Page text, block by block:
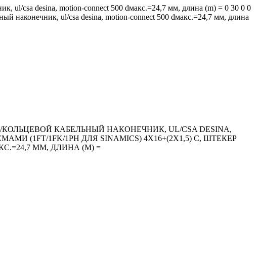
ul/csa desina, motion-connect 500 dмакс.=24,7 мм, длина (m) = 0 30 0 0
наконечник, ul/csa desina, motion-connect 500 dмакс.=24,7 мм, длина
КОЛЬЦЕВОЙ КАБЕЛЬНЫЙ НАКОНЕЧНИК, UL/CSA DESINA,
(1FT/1FK/1PH ДЛЯ SINAMICS) 4X16+(2X1,5) C, ШТЕКЕР
ММ, ДЛИНА (M) =